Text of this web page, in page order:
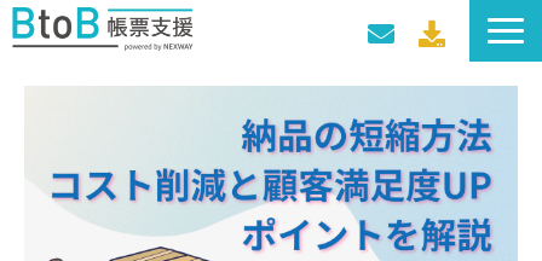
サービス一覧
導入事例
料金プラン
セミナー・イベント